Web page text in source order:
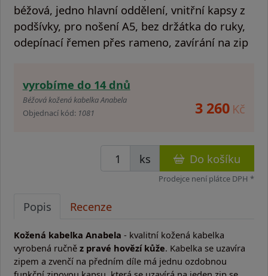
béžová, jedno hlavní oddělení, vnitřní kapsy z
podšívky, pro nošení A5, bez držátka do ruky,
odepínací řemen přes rameno, zavírání na zip
vyrobíme do 14 dnů
Béžová kožená kabelka Anabela
Objednací kód:1081 3 260 Kč
ks Do košíku
Prodejce není plátce DPH *
Popis Recenze
Kožená kabelka Anabela - kvalitní kožená kabelka
vyrobená ručně z pravé hovězí kůže. Kabelka se uzavíra
zipem a zvenčí na předním díle má jednu ozdobnou